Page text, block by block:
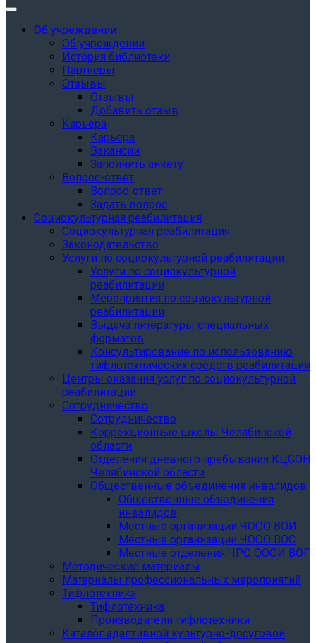
Об учреждении
Об учреждении
История библиотеки
Партнёры
Отзывы
Отзывы
Добавить отзыв
Карьера
Карьера
Вакансии
Заполнить анкету
Вопрос-ответ
Вопрос-ответ
Задать вопрос
Социокультурная реабилитация
Социокультурная реабилитация
Законодательство
Услуги по социокультурной реабилитации
Услуги по социокультурной
реабилитации
Мероприятия по социокультурной
реабилитации
Выдача литературы специальных
форматов
Консультирование по использованию
тифлотехнических средств реабилитации
Центры оказания услуг по социокультурной
реабилитации
Сотрудничество
Сотрудничество
Коррекционные школы Челябинской
области
Отделения дневного пребывания КЦСОН
Челябинской области
Общественные объединения инвалидов
Общественные объединения
инвалидов
Местные организации ЧООО ВОИ
Местные организации ЧООО ВОС
Местные отделения ЧРО ОООИ ВОГ
Методические материалы
Материалы профессиональных мероприятий
Тифлотехника
Тифлотехника
Производители тифлотехники
Каталог адаптивной культурно-досуговой